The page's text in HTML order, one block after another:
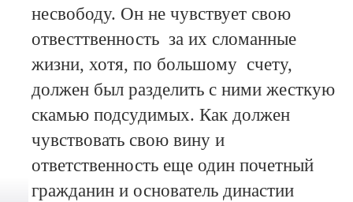
несвободу. Он не чувствует свою
отвесттвенность за их сломанные
жизни, хотя, по большому счету,
должен был разделить с ними жесткую
скамью подсудимых. Как должен
чувствовать свою вину и
ответственность еще один почетный
гражданин и основатель династии